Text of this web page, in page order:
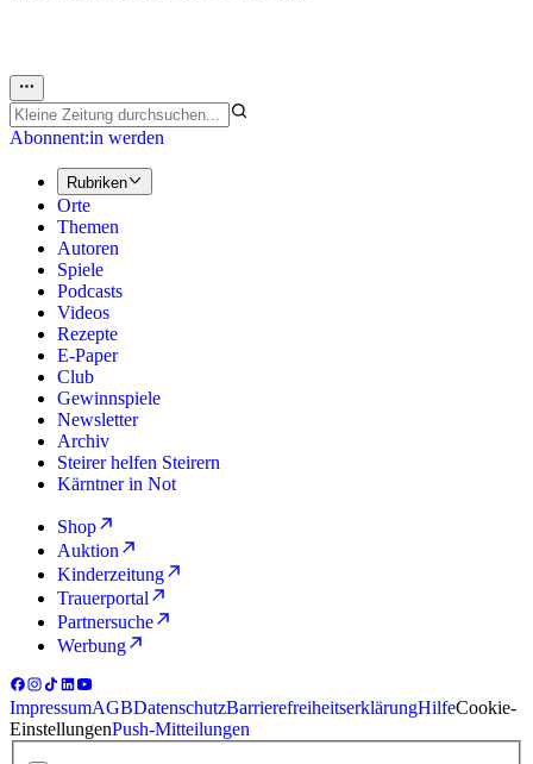
Abonnent:in werden
Rubriken
Orte
Themen
Autoren
Spiele
Podcasts
Videos
Rezepte
E-Paper
Club
Gewinnspiele
Newsletter
Archiv
Steirer helfen Steirern
Kärntner in Not
Shop
Auktion
Kinderzeitung
Trauerportal
Partnersuche
Werbung
ImpressumAGBDatenschutzBarrierefreiheitserklärungHilfeCookie-
EinstellungenPush-Mitteilungen